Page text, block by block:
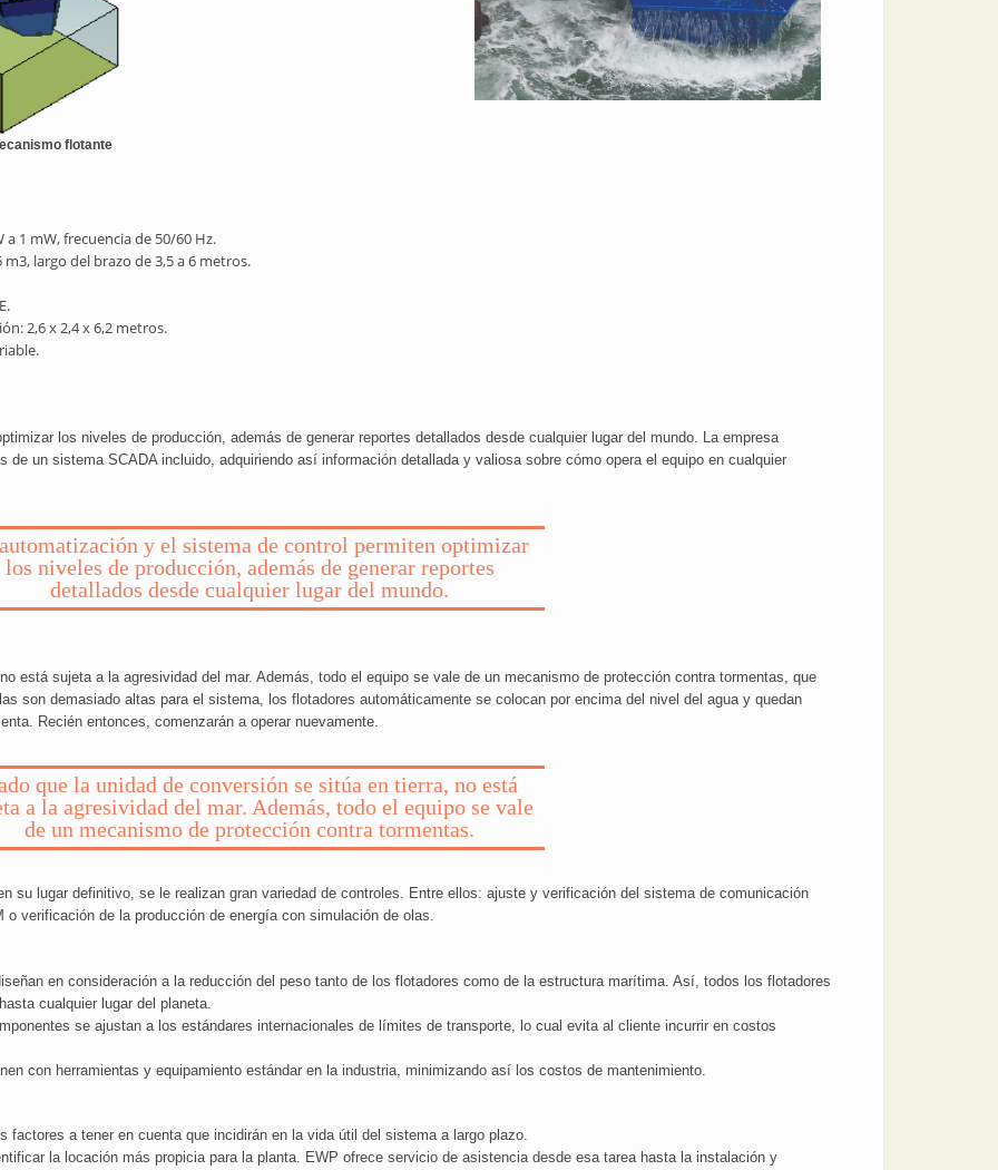
flotante
1 mW, frecuencia de 50/60 Hz.
largo del brazo de 3,5 a 6 metros.
2,6 x 2,4 x 6,2 metros.
los niveles de producción, además de generar reportes detallados desde cualquier lugar del mundo. La empresa
un sistema SCADA incluido, adquiriendo así información detallada y valiosa sobre cómo opera el equipo en cualquier
y el sistema de control permiten optimizar
los niveles de producción, además de generar reportes
detallados desde cualquier lugar del mundo.
está sujeta a la agresividad del mar. Además, todo el equipo se vale de un mecanismo de protección contra tormentas, que
son demasiado altas para el sistema, los flotadores automáticamente se colocan por encima del nivel del agua y quedan
Recién entonces, comenzarán a operar nuevamente.
que la unidad de conversión se sitúa en tierra, no está
a la agresividad del mar. Además, todo el equipo se vale
de un mecanismo de protección contra tormentas.
su lugar definitivo, se le realizan gran variedad de controles. Entre ellos: ajuste y verificación del sistema de comunicación
verificación de la producción de energía con simulación de olas.
en consideración a la reducción del peso tanto de los flotadores como de la estructura marítima. Así, todos los flotadores
cualquier lugar del planeta.
se ajustan a los estándares internacionales de límites de transporte, lo cual evita al cliente incurrir en costos
con herramientas y equipamiento estándar en la industria, minimizando así los costos de mantenimiento.
factores a tener en cuenta que incidirán en la vida útil del sistema a largo plazo.
la locación más propicia para la planta. EWP ofrece servicio de asistencia desde esa tarea hasta la instalación y